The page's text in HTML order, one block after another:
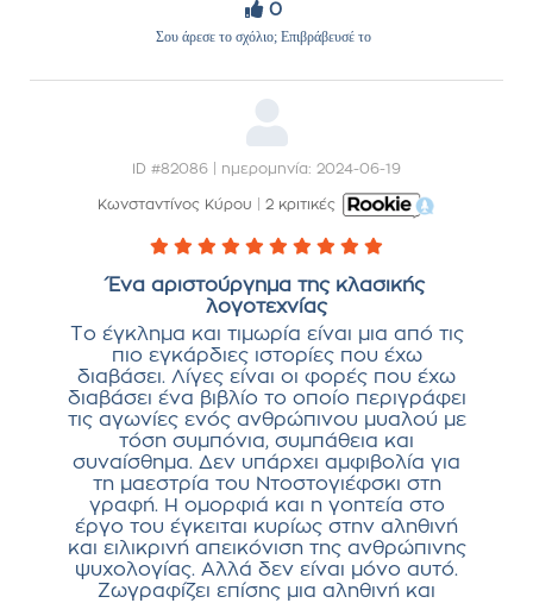
0
Σου άρεσε το σχόλιο; Επιβράβευσέ το
ID #82086 | ημερομηνία: 2024-06-19
Κωνσταντίνος Κύρου 2 κριτικές
Ένα αριστούργημα της κλασικής
λογοτεχνίας
Το έγκλημα και τιμωρία είναι μια από τις
πιο εγκάρδιες ιστορίες που έχω
διαβάσει. Λίγες είναι οι φορές που έχω
διαβάσει ένα βιβλίο το οποίο περιγράφει
τις αγωνίες ενός ανθρώπινου μυαλού με
τόση συμπόνια, συμπάθεια και
συναίσθημα. Δεν υπάρχει αμφιβολία για
τη μαεστρία του Ντοστογιέφσκι στη
γραφή. Η ομορφιά και η γοητεία στο
έργο του έγκειται κυρίως στην αληθινή
και ειλικρινή απεικόνιση της ανθρώπινης
ψυχολογίας. Αλλά δεν είναι μόνο αυτό.
Ζωγραφίζει επίσης μια αληθινή και